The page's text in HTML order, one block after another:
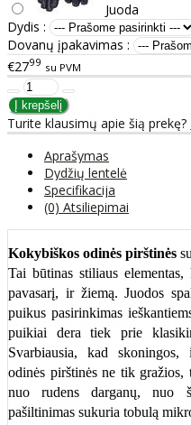
Juoda
Dydis :
Dovanų įpakavimas :
€2799 su PVM
Turite klausimų apie šią prekę?
Aprašymas
Dydžių lentelė
Specifikacija
(0) Atsiliepimai
Kokybiškos odinės pirštinės
Tai būtinas stiliaus
pavasarį, ir žiemą. Juodos
puikus pasirinkimas
puikiai dera tiek prie
Svarbiausia, kad skoningos,
odinės pirštinės ne tik gražios,
nuo rudens darganų, nuo
pašiltinimas sukuria tobulą